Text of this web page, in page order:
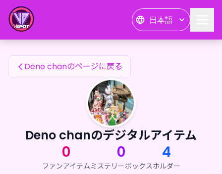
日本語
Deno chanのファンアイテム
Deno chanのページに戻る
Deno chanのデジタルアイテム
0
ファンアイテム
0
ミステリーボックス
4
ホルダー
Deno chanのファンアイテム — 24karat